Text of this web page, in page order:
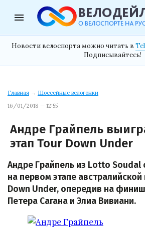
menu
Новости велоспорта можно читать в
Подписывайтесь!
Главная → Шоссейные велогонки
16/01/2018 — 12:55
Андре Грайпель
этап Tour Down Under
Андре Грайпель из Lotto
на первом этапе
Down Under, опередив на
Петера Сагана и Элиа Вивиани.